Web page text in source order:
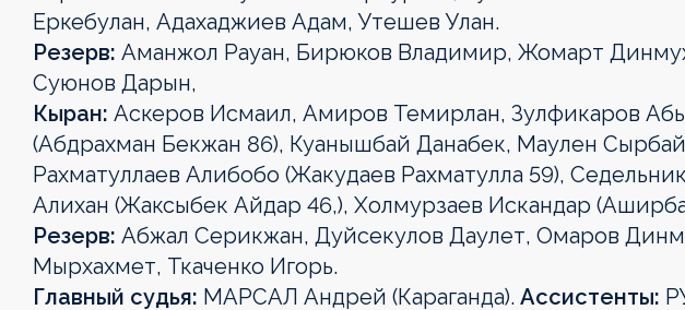
Медиа
Медиа
Медиа
Еркебулан, Адахаджиев Адам, Утешев Улан.
Резерв: Аманжол Рауан, Бирюков Владимир, Жомарт
Суюнов Дарын,
Кыран: Аскеров Исмаил, Амиров Темирлан, Зулфикаров
(Абдрахман Бекжан 86), Куанышбай Данабек, Маулен
Рахматуллаев Алибобо (Жакудаев Рахматулла 59),
Алихан (Жаксыбек Айдар 46,), Холмурзаев Искандар
Резерв: Абжал Серикжан, Дуйсекулов Даулет, Омаров
Мырхахмет, Ткаченко Игорь.
Главный судья: МАРСАЛ Андрей (Караганда). Ассистенты: